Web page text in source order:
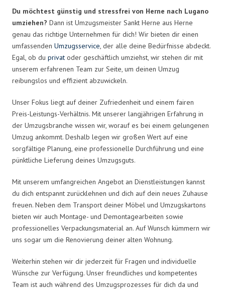
Du möchtest günstig und stressfrei von Herne nach Lugano
umziehen? Dann ist Umzugsmeister Sankt Herne aus Herne
genau das richtige Unternehmen für dich! Wir bieten dir einen
umfassenden Umzugsservice, der alle deine Bedürfnisse abdeckt.
Egal, ob du privat oder geschäftlich umziehst, wir stehen dir mit
unserem erfahrenen Team zur Seite, um deinen Umzug
reibungslos und effizient abzuwickeln.
Unser Fokus liegt auf deiner Zufriedenheit und einem fairen
Preis-Leistungs-Verhältnis. Mit unserer langjährigen Erfahrung in
der Umzugsbranche wissen wir, worauf es bei einem gelungenen
Umzug ankommt. Deshalb legen wir großen Wert auf eine
sorgfältige Planung, eine professionelle Durchführung und eine
pünktliche Lieferung deines Umzugsguts.
Mit unserem umfangreichen Angebot an Dienstleistungen kannst
du dich entspannt zurücklehnen und dich auf dein neues Zuhause
freuen. Neben dem Transport deiner Möbel und Umzugskartons
bieten wir auch Montage- und Demontagearbeiten sowie
professionelles Verpackungsmaterial an. Auf Wunsch kümmern wir
uns sogar um die Renovierung deiner alten Wohnung.
Weiterhin stehen wir dir jederzeit für Fragen und individuelle
Wünsche zur Verfügung. Unser freundliches und kompetentes
Team ist auch während des Umzugsprozesses für dich da und